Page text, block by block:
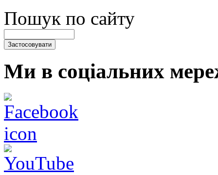
Пошук по сайту
Ми в соціальних